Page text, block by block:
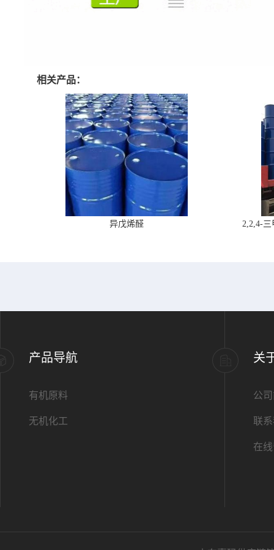
相关产品：
异戊烯醛 2,2,4-
产品导航
有机原料
无机化工
关
公
联
在